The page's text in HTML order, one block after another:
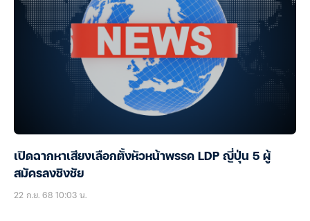
เปิดฉากหาเสียงเลือกตั้งหัวหน้าพรรค LDP ญี่ปุ่น 5 ผู้
สมัครลงชิงชัย
22 ก.ย. 68 10:03 น.